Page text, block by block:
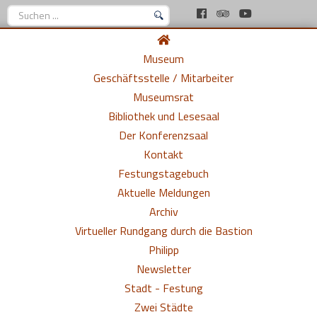
Suchen
...
Museum
Geschäftsstelle / Mitarbeiter
Museumsrat
Bibliothek und Lesesaal
Der Konferenzsaal
Kontakt
Festungstagebuch
Aktuelle Meldungen
Archiv
Virtueller Rundgang durch die Bastion
Philipp
Newsletter
Stadt - Festung
Zwei Städte